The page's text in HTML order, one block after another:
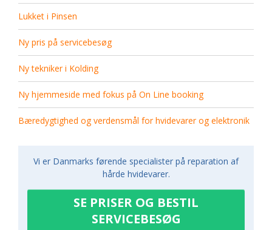
Lukket i Pinsen
Ny pris på servicebesøg
Ny tekniker i Kolding
Ny hjemmeside med fokus på On Line booking
Bæredygtighed og verdensmål for hvidevarer og elektronik
Vi er Danmarks førende specialister på reparation af
hårde hvidevarer.
SE PRISER OG BESTIL
SERVICEBESØG